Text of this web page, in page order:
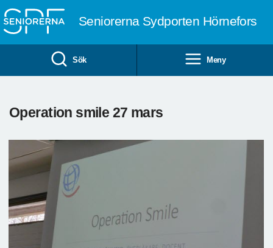
Seniorerna Sydporten Hörnefors
Sök Meny
Operation smile 27 mars